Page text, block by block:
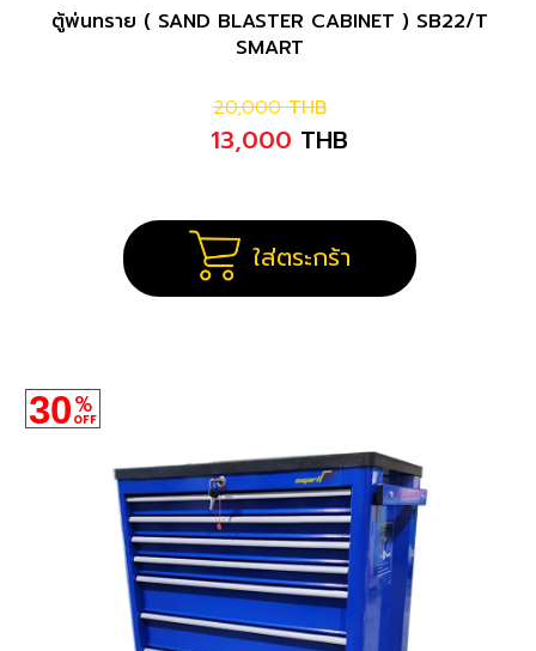
ตู้พ่นทราย ( SAND BLASTER CABINET ) SB22/T
SMART
20,000 THB
13,000 THB
ใส่ตระกร้า
30%
OFF